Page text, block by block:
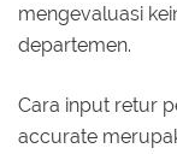
mengevaluasi
departemen.
Cara input retur
accurate